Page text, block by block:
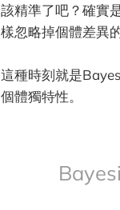
該精準了吧？確實
樣忽略掉個體差異
這種時刻就是
個體獨特性。